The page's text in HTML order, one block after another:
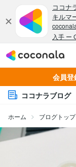
会員登
ココナラブログ
ホーム ブログトップ